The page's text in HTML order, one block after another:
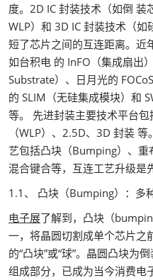
度。2D IC 封装技术（如倒
WLP）和 3D IC 封装技术（如
短了芯片之间的互连距离。近
如台积电 的 InFO（集成扇出
Substrate）、日月光的
的 SLIM（无硅集成模块）和
等。 先进封装主要技术平台
（WLP）、2.5D、3D 封装
艺包括凸块（Bumping）、重
混合键合等，互连工艺升级是
1.1、 凸块（Bumping）：多
电子展了解到，凸块（
一，将晶圆切割成单个芯片之
的“凸块”或“球”。晶圆凸块为
组成部分，已成为当今消费电